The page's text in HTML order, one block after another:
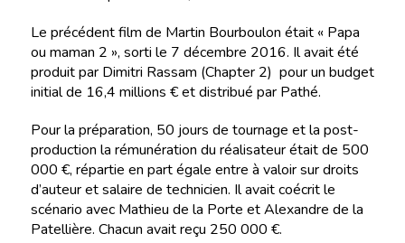
Le précédent film de Martin Bourboulon était « Papa
ou maman 2 », sorti le 7 décembre 2016. Il avait été
produit par Dimitri Rassam (Chapter 2) pour un budget
initial de 16,4 millions € et distribué par Pathé.
Pour la préparation, 50 jours de tournage et la post-
production la rémunération du réalisateur était de 500
000 €, répartie en part égale entre à valoir sur droits
d’auteur et salaire de technicien. Il avait coécrit le
scénario avec Mathieu de la Porte et Alexandre de la
Patellière. Chacun avait reçu 250 000 €.